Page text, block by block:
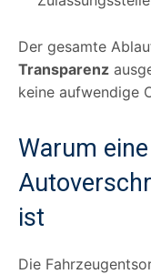
Der gesamte
Transparenz
keine aufwendige
Warum
ist
Die